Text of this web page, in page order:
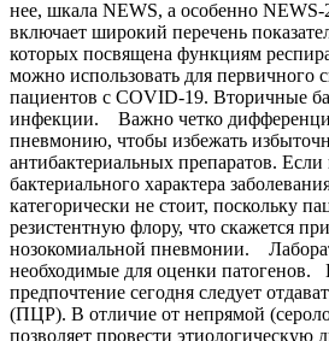
нее, шкала NEWS, а особенно NEWS-
включает широкий перечень
которых посвящена функциям
можно использовать для первичного
пациентов с COVID-19. Вторичные
инфекции. Важно четко
пневмонию, чтобы избежать
антибактериальных препаратов.
бактериального характера
категорически не стоит, поскольку
резистентную флору, что скажется
нозокомиальной пневмонии.
необходимые для оценки патогенов.
предпочтение сегодня следует
(ПЦР). В отличие от непрямой
позволяет провести этиологическую